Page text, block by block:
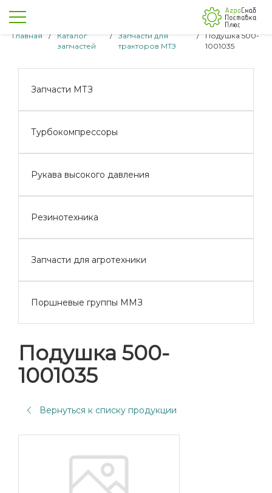
Главная /
Каталог
запчастей
/
Запчасти для
тракторов МТЗ
/
Подушка 500-
1001035
Запчасти МТЗ
Турбокомпрессоры
Рукава высокого давления
Резинотехника
Запчасти для агротехники
Поршневые группы ММЗ
Подушка 500-
1001035
Вернуться к списку продукции